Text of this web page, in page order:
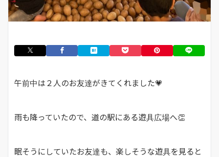
午前中は２人のお友達がきてくれました💗
雨も降っていたので、道の駅にある遊具広場へ👏
眠そうにしていたお友達も、楽しそうな遊具を見ると